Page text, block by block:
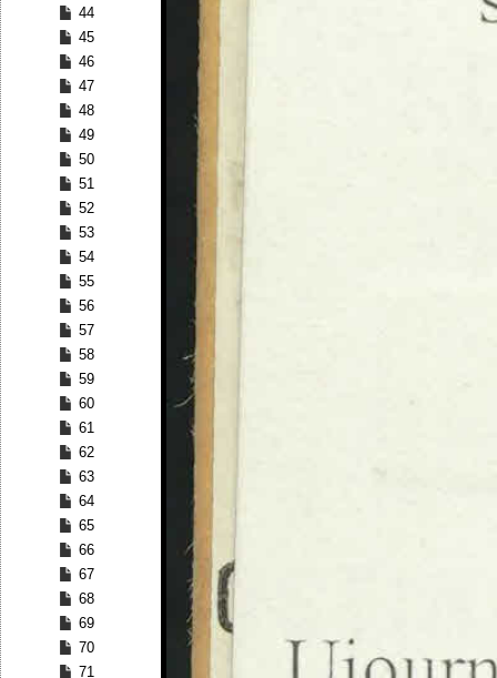
44
45
46
47
48
49
50
51
52
53
54
55
56
57
58
59
60
61
62
63
64
65
66
67
68
69
70
71